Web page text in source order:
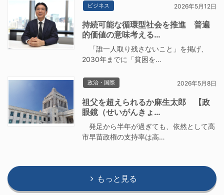
ビジネス 2026年5月12日
持続可能な循環型社会を推進 普遍
的価値の意味考える…
「誰一人取り残さないこと」を掲げ、
2030年までに「貧困を…
政治・国際 2026年5月8日
祖父を超えられるか麻生太郎 【政
眼鏡（せいがんきょ…
発足から半年が過ぎても、依然として高
市早苗政権の支持率は高…
もっと見る